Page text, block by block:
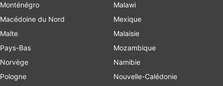
Monténégro
Macédoine du Nord
Malte
Pays-Bas
Norvège
Pologne
Malawi
Mexique
Malaisie
Mozambique
Namibie
Nouvelle-Calédonie